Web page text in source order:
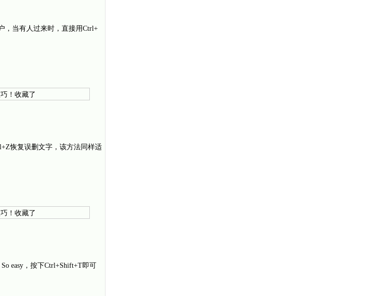
，当有人过来时，直接用Ctrl+
恢复误删文字，该方法同样适
easy，按下Ctrl+Shift+T即可